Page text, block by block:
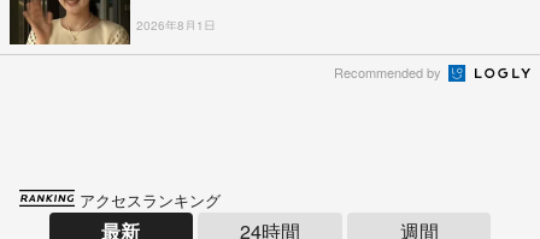
2026年8月1日
Recommended by
アクセスランキング
最新 24時間 週間